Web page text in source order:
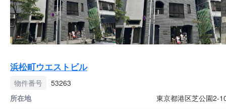
浜松町ウエストビル
物件番号
53263
所在地
東京都港区芝公園2-